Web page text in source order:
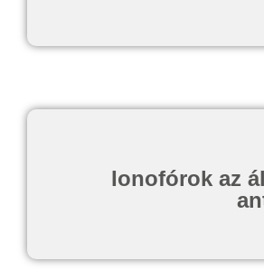
Ionofórok az